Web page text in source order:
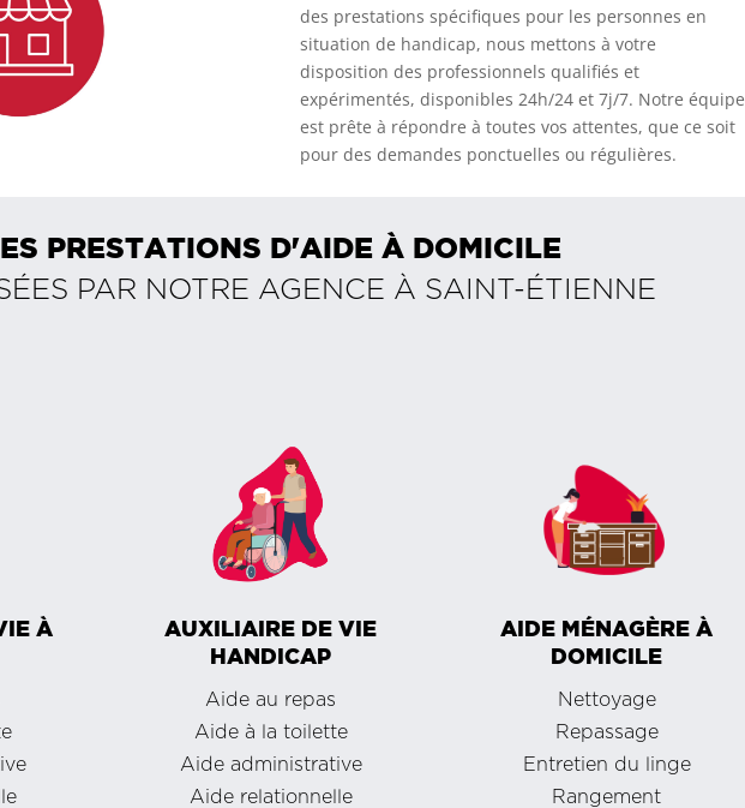
des prestations spécifiques pour les personnes en
situation de handicap, nous mettons à votre
disposition des professionnels qualifiés et
expérimentés, disponibles 24h/24 et 7j/7. Notre équipe
est prête à répondre à toutes vos attentes, que ce soit
pour des demandes ponctuelles ou régulières.
PRESTATIONS D'AIDE À DOMICILE
PAR NOTRE AGENCE À SAINT-ÉTIENNE
À
AUXILIAIRE DE VIE
HANDICAP
Aide au repas
Aide à la toilette
Aide administrative
Aide relationnelle
AIDE MÉNAGÈRE À
DOMICILE
Nettoyage
Repassage
Entretien du linge
Rangement